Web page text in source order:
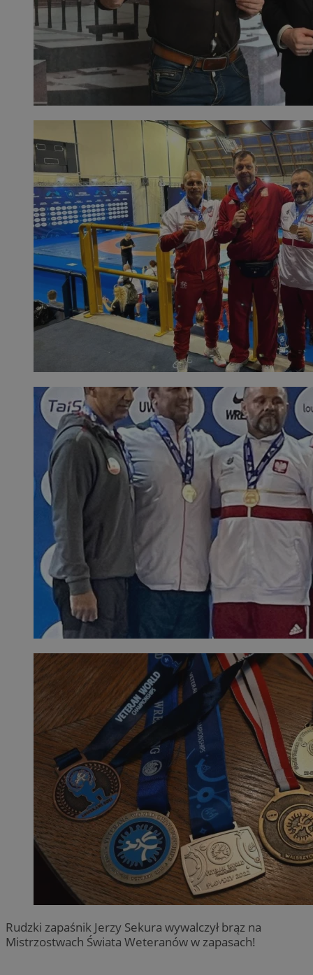
Rudzki zapaśnik Jerzy Sekura wywalczył brąz na
Mistrzostwach Świata Weteranów w zapasach!